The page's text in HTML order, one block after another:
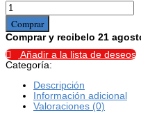
Llavero
Setter
cantidad
Comprar
Comprar y recibelo 21
Añadir a la lista de deseos
Categoría:
Descripción
Información adicional
Valoraciones (0)